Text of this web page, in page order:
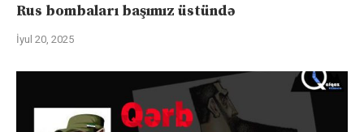
Rus bombaları başımız üstündə
İyul 20, 2025